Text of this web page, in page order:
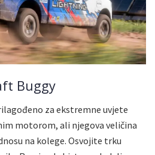
Buggy
za ekstremne uvjete
motorom, ali njegova veličina
na kolege. Osvojite trku